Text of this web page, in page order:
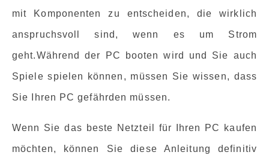
mit Komponenten zu entscheiden, die wirklich
anspruchsvoll sind, wenn es um Strom
geht.Während der PC booten wird und Sie auch
Spiele spielen können, müssen Sie wissen, dass
Sie Ihren PC gefährden müssen.
Wenn Sie das beste Netzteil für Ihren PC kaufen
möchten, können Sie diese Anleitung definitiv